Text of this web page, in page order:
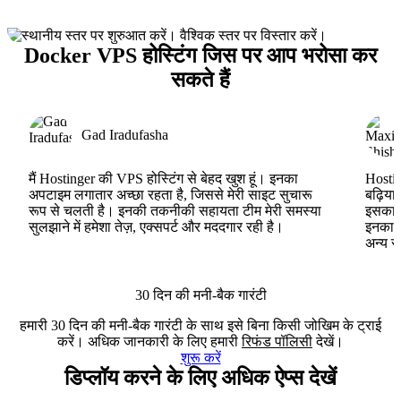
Docker VPS होस्टिंग जिस पर आप भरोसा कर
सकते हैं
Gad Iradufasha
मैं Hostinger की VPS होस्टिंग से बेहद खुश हूं। इनका
अपटाइम लगातार अच्छा रहता है, जिससे मेरी साइट सुचारू
रूप से चलती है। इनकी तकनीकी सहायता टीम मेरी समस्या
सुलझाने में हमेशा तेज़, एक्सपर्ट और मददगार रही है।
इसका
इनका
अन्य
30 दिन की मनी-बैक गारंटी
हमारी 30 दिन की मनी-बैक गारंटी के साथ इसे बिना किसी जोखिम के ट्राई
करें। अधिक जानकारी के लिए हमारीरिफंड पॉलिसीदेखें।
शुरू करें
डिप्लॉय करने के लिए अधिक ऐप्स देखें